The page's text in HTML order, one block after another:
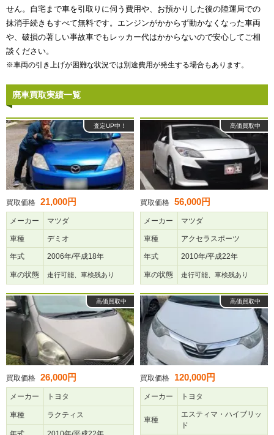
せん。自宅まで車を引取りに伺う費用や、お預かりした後の陸運局での
抹消手続きもすべて無料です。エンジンがかからず動かなくなった車両
や、破損の著しい事故車でもレッカー代はかからないので安心してご相
談ください。
※車両の引き上げが困難な状況では別途費用が発生する場合もあります。
廃車買取実績一覧
査定UP中！
買取価格 21,000円
メーカー マツダ
車種 デミオ
年式 2006年/平成18年
車の状態 走行可能、車検残あり
高価買取中
買取価格 56,000円
メーカー マツダ
車種 アクセラスポーツ
年式 2010年/平成22年
車の状態 走行可能、車検残あり
高価買取中
買取価格 26,000円
メーカー トヨタ
車種 ラクティス
高価買取中
買取価格 120,000円
メーカー トヨタ
車種
エスティマ・ハイブリッ
ド